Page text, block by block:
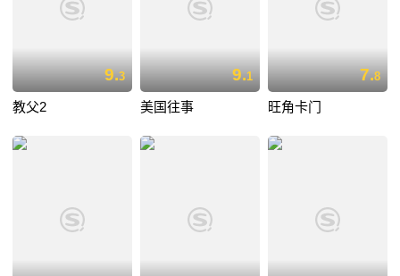
9.3
教父2
9.1
美国往事
7.8
旺角卡门